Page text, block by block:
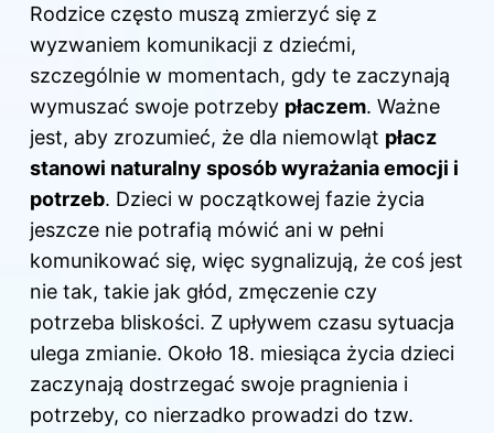
Rodzice często muszą zmierzyć się z
wyzwaniem komunikacji z dziećmi,
szczególnie w momentach, gdy te zaczynają
wymuszać swoje potrzeby płaczem. Ważne
jest, aby zrozumieć, że dla niemowląt płacz
stanowi naturalny sposób wyrażania emocji i
potrzeb. Dzieci w początkowej fazie życia
jeszcze nie potrafią mówić ani w pełni
komunikować się, więc sygnalizują, że coś jest
nie tak, takie jak głód, zmęczenie czy
potrzeba bliskości. Z upływem czasu sytuacja
ulega zmianie. Około 18. miesiąca życia dzieci
zaczynają dostrzegać swoje pragnienia i
potrzeby, co nierzadko prowadzi do tzw.